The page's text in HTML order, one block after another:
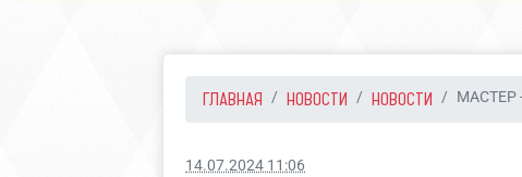
ГЛАВНАЯ НОВОСТИ НОВОСТИ МАСТЕР
14.07.2024 11:06